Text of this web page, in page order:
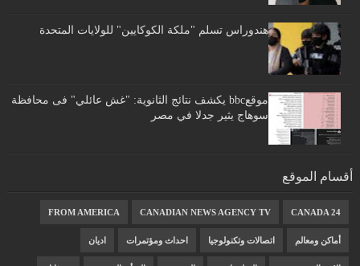
هندوراس تسلم "ملكة الكوكايين" للولايات المتحدة
موقعbbc يكشف نتائج الثانوية: "غش عائلي" فى محافظة
سوهاج يثير جدلا في مصر
أقسام الموقع
CANADA 24
CANADIAN NEWS AGENCY TV
FROM AMERICA
أماكن ومعالم اتصالات وتكنولوجيا احداث ومؤتمرات اديان